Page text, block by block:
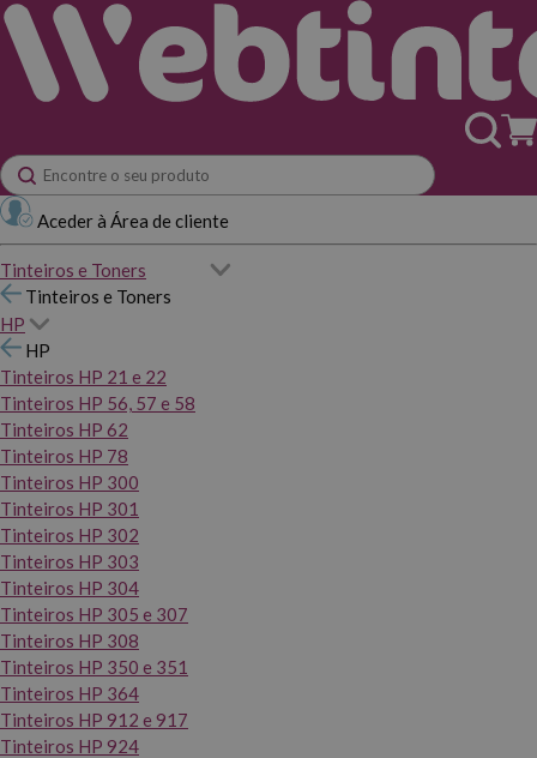
Aceder à Área de cliente
Tinteiros e Toners
Tinteiros e Toners
HP
HP
Tinteiros HP 21 e 22
Tinteiros HP 56, 57 e 58
Tinteiros HP 62
Tinteiros HP 78
Tinteiros HP 300
Tinteiros HP 301
Tinteiros HP 302
Tinteiros HP 303
Tinteiros HP 304
Tinteiros HP 305 e 307
Tinteiros HP 308
Tinteiros HP 350 e 351
Tinteiros HP 364
Tinteiros HP 912 e 917
Tinteiros HP 924